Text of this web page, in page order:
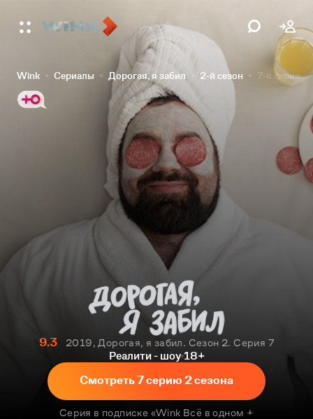
Wink Сериалы Дорогая, я забил 2-й сезон 7-я серия
9.3
2019, Дорогая, я забил. Сезон 2. Серия 7
Реалити - шоу 18+
Смотреть 7 серию 2 сезона
Серия в подписке «Wink Всё в одном +